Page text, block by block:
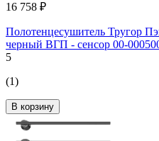
16 758 ₽
Полотенцесушитель Тругор
черный ВГП - сенсор 00-
5
(1)
В корзину